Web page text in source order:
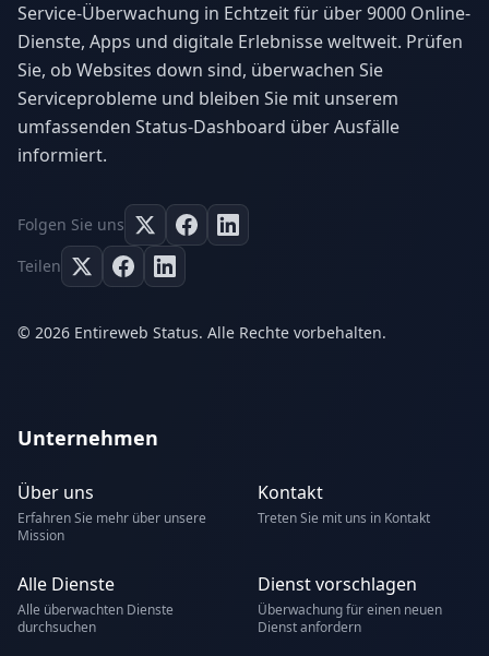
Service-Überwachung in Echtzeit für über 9000 Online-
Dienste, Apps und digitale Erlebnisse weltweit. Prüfen
Sie, ob Websites down sind, überwachen Sie
Serviceprobleme und bleiben Sie mit unserem
umfassenden Status-Dashboard über Ausfälle
informiert.
Folgen Sie uns
Teilen
© 2026 Entireweb Status. Alle Rechte vorbehalten.
Unternehmen
Über uns
Erfahren Sie mehr über unsere
Mission
Kontakt
Treten Sie mit uns in Kontakt
Alle Dienste
Alle überwachten Dienste
durchsuchen
Dienst vorschlagen
Überwachung für einen neuen
Dienst anfordern